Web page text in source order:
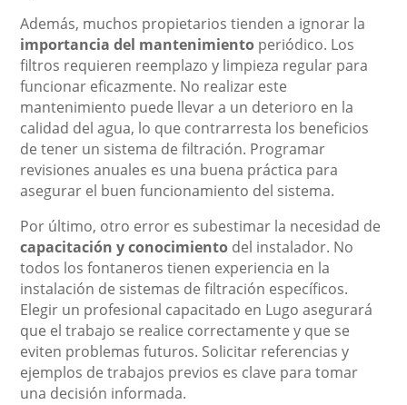
Además, muchos propietarios tienden a ignorar la
importancia del mantenimiento periódico. Los
filtros requieren reemplazo y limpieza regular para
funcionar eficazmente. No realizar este
mantenimiento puede llevar a un deterioro en la
calidad del agua, lo que contrarresta los beneficios
de tener un sistema de filtración. Programar
revisiones anuales es una buena práctica para
asegurar el buen funcionamiento del sistema.
Por último, otro error es subestimar la necesidad de
capacitación y conocimiento del instalador. No
todos los fontaneros tienen experiencia en la
instalación de sistemas de filtración específicos.
Elegir un profesional capacitado en Lugo asegurará
que el trabajo se realice correctamente y que se
eviten problemas futuros. Solicitar referencias y
ejemplos de trabajos previos es clave para tomar
una decisión informada.